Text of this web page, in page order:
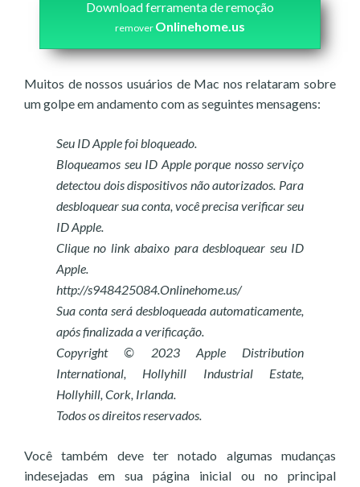
Download ferramenta de remoção
remover Onlinehome.us
Muitos de nossos usuários de Mac nos relataram sobre
um golpe em andamento com as seguintes mensagens:
Seu ID Apple foi bloqueado.
Bloqueamos seu ID Apple porque nosso serviço
detectou dois dispositivos não autorizados. Para
desbloquear sua conta, você precisa verificar seu
ID Apple.
Clique no link abaixo para desbloquear seu ID
Apple.
http://s948425084.Onlinehome.us/
Sua conta será desbloqueada automaticamente,
após finalizada a verificação.
Copyright © 2023 Apple Distribution
International, Hollyhill Industrial Estate,
Hollyhill, Cork, Irlanda.
Todos os direitos reservados.
Você também deve ter notado algumas mudanças
indesejadas em sua página inicial ou no principal